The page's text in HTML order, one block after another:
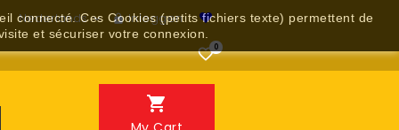
connecté. Ces Cookies (petits fichiers texte) permettent de
et sécuriser votre connexion.
0
Nederlands   Inloggen
